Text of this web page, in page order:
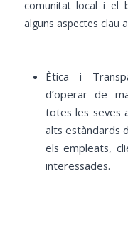
comunitat local i el
alguns aspectes clau
Ètica i
d’operar de
totes les seves
alts estàndards
els empleats,
interessades.